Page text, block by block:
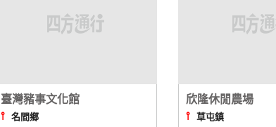
臺灣豬事文化館
⫯ 名間鄉
欣隆休閒農場
⫯草屯鎮